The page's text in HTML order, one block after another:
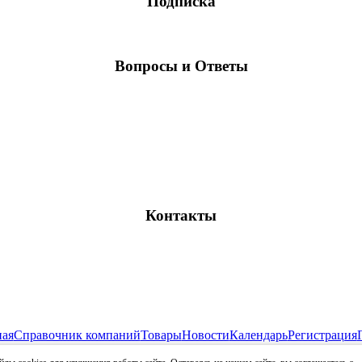
Вопросы и Ответы
Контакты
Справочник компанийТоварыНовостиКалендарьРегистрация